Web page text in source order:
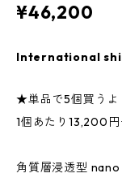
¥46,200
International
★単品で5個買う
1個あたり13,200
角質層浸透型